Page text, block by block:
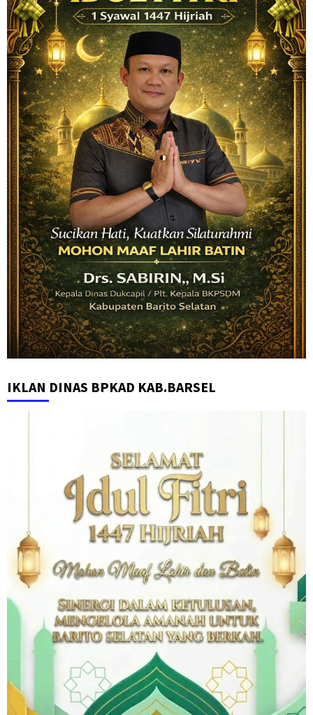
IKLAN DINAS BPKAD KAB.BARSEL